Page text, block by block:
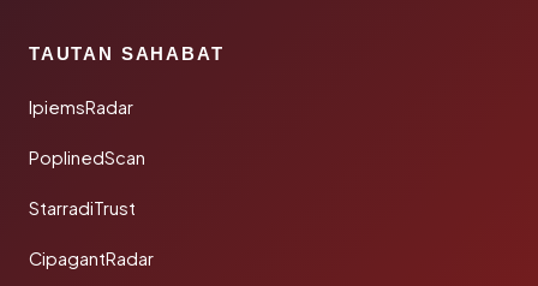
TAUTAN SAHABAT
IpiemsRadar
PoplinedScan
StarradiTrust
CipagantRadar